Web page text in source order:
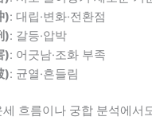
): 대립·변화·전환점
): 갈등·압박
): 어긋남·조화 부족
): 균열·흔들림
흐름이나 궁합 분석에서